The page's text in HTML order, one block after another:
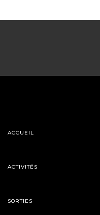
ACCUEIL
ACTIVITÉS
SORTIES